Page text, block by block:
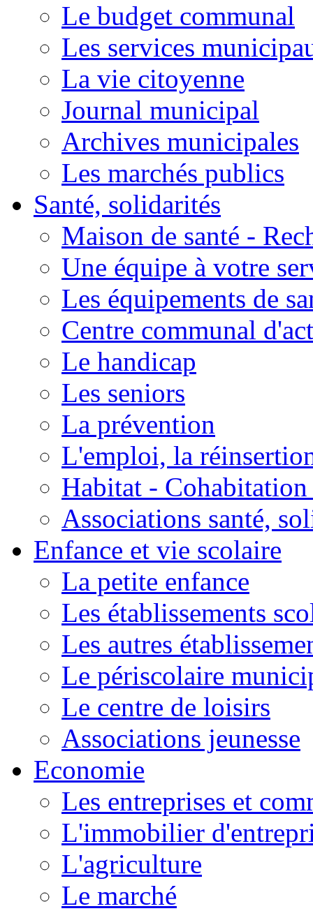
Le budget communal
Les services
La vie citoyenne
Journal municipal
Archives municipales
Les marchés publics
Santé, solidarités
Maison de santé -
Une équipe à votre
Les équipements de
Centre communal
Le handicap
Les seniors
La prévention
L'emploi, la
Habitat -
Associations santé,
Enfance et vie scolaire
La petite enfance
Les établissements
Les autres
Le périscolaire
Le centre de loisirs
Associations jeunesse
Economie
Les entreprises et
L'immobilier
L'agriculture
Le marché